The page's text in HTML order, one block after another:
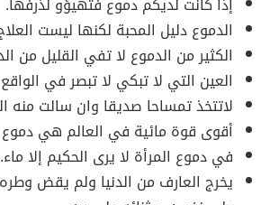
الدموع دليل المحبة لكنها ليست
الكثير من الدموع لا تفي القليل من
العين التي لا تبكي لا تبصر في
لاتتخذ تمساحا صديقا وان سالت منه
أقوى قوة مائية في العالم هي دموع
في دموع المرأة لا يرى الحكيم إلا ماء.
يخرج العارف من الدنيا ولم يقض